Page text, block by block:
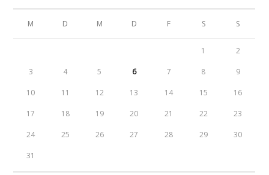
M D M D F S S
1 2
3 4 5 6 7 8 9
10 11 12 13 14 15 16
17 18 19 20 21 22 23
24 25 26 27 28 29 30
31